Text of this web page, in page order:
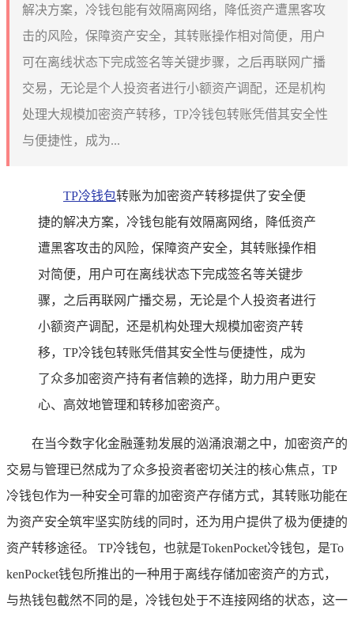
解决方案，冷钱包能有效隔离网络，降低资产遭黑客攻
击的风险，保障资产安全，其转账操作相对简便，用户
可在离线状态下完成签名等关键步骤，之后再联网广播
交易，无论是个人投资者进行小额资产调配，还是机构
处理大规模加密资产转移，TP冷钱包转账凭借其安全性
与便捷性，成为...
TP冷钱包转账为加密资产转移提供了安全便
捷的解决方案，冷钱包能有效隔离网络，降低资产
遭黑客攻击的风险，保障资产安全，其转账操作相
对简便，用户可在离线状态下完成签名等关键步
骤，之后再联网广播交易，无论是个人投资者进行
小额资产调配，还是机构处理大规模加密资产转
移，TP冷钱包转账凭借其安全性与便捷性，成为
了众多加密资产持有者信赖的选择，助力用户更安
心、高效地管理和转移加密资产。
在当今数字化金融蓬勃发展的汹涌浪潮之中，加密资产的
交易与管理已然成为了众多投资者密切关注的核心焦点，TP
冷钱包作为一种安全可靠的加密资产存储方式，其转账功能在
为资产安全筑牢坚实防线的同时，还为用户提供了极为便捷的
资产转移途径。 TP冷钱包，也就是TokenPocket冷钱包，是To
kenPocket钱包所推出的一种用于离线存储加密资产的方式，
与热钱包截然不同的是，冷钱包处于不连接网络的状态，这一